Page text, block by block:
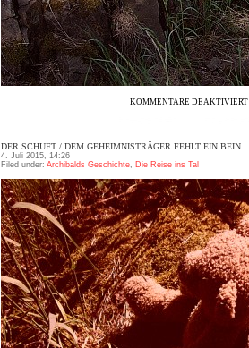
KOMMENTARE DEAKTIVIERT
DER SCHUFT / DEM GEHEIMNISTRÄGER FEHLT EIN BEIN
4. Juli 2015, 14:26
Filed under: Archibalds Geschichte, Die Reise ins Tal